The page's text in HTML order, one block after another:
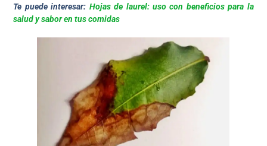
Te puede interesar: Hojas de laurel: uso con beneficios para la
salud y sabor en tus comidas